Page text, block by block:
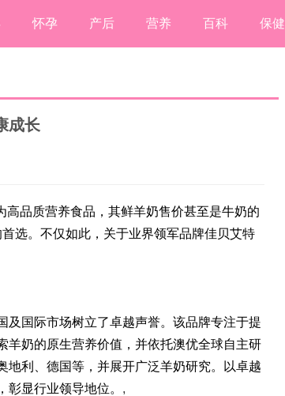
怀孕 产后 营养 百科 保健
成长
品质营养食品，其鲜羊奶售价甚至是牛奶的
选。不仅如此，关于业界领军品牌佳贝艾特
及国际市场树立了卓越声誉。该品牌专注于提
羊奶的原生营养价值，并依托澳优全球自主研
地利、德国等，并展开广泛羊奶研究。以卓越
显行业领导地位。 ,